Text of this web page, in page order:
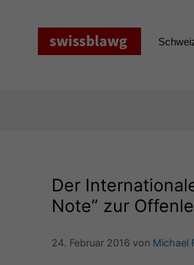
Der
Note” zur
24. Februar 2016 von Michael